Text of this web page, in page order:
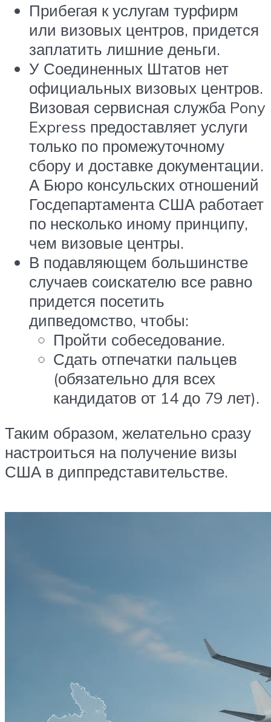
Прибегая к услугам турфирм
или визовых центров, придется
заплатить лишние деньги.
У Соединенных Штатов нет
официальных визовых центров.
Визовая сервисная служба Pony
Express предоставляет услуги
только по промежуточному
сбору и доставке документации.
А Бюро консульских отношений
Госдепартамента США работает
по несколько иному принципу,
чем визовые центры.
В подавляющем большинстве
случаев соискателю все равно
придется посетить
дипведомство, чтобы:
Пройти собеседование.
Сдать отпечатки пальцев
(обязательно для всех
кандидатов от 14 до 79 лет).
Таким образом, желательно сразу
настроиться на получение визы
США в диппредставительстве.